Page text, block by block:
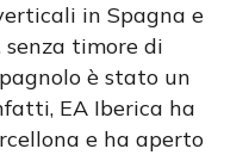
in Spagna e
senza timore di
è stato un
EA Iberica ha
e ha aperto